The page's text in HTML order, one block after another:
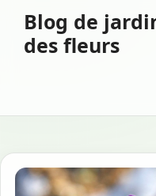
contenu
Blog de
des fleurs